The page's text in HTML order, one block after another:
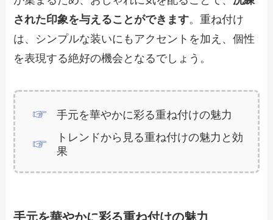
された印象を与えることができます。重ね付け
は、シンプルな装いにもアクセントを加え、個性
を表現する絶好の機会となるでしょう。
手元を華やかに彩る重ね付けの魅力
トレンドから見る重ね付けの魅力と効
果
手元を華やかに彩る重ね付けの魅力